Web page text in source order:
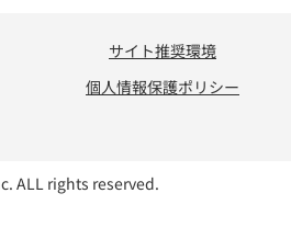
サイト推奨環境
個人情報保護ポリシー
ALL rights reserved.